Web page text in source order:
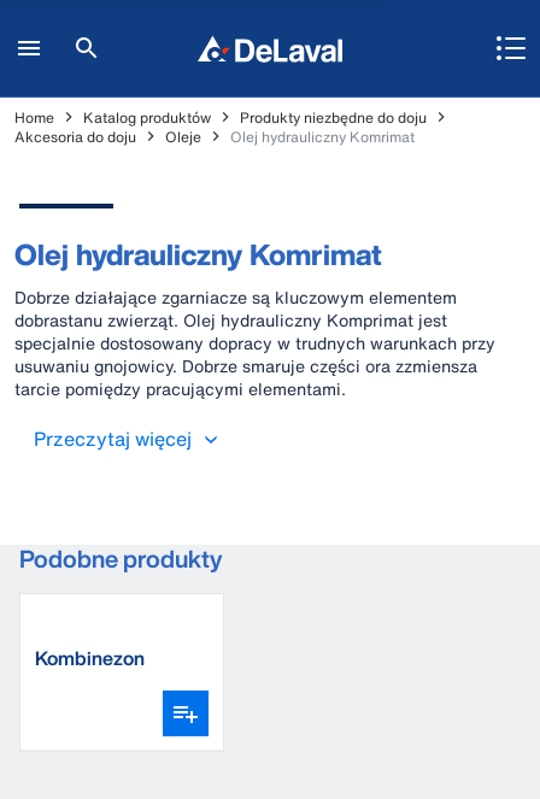
Home Katalog produktów
Produkty niezbędne do doju
Akcesoria do doju
Oleje Olej hydrauliczny Komrimat
Olej hydrauliczny Komrimat
Dobrze działające zgarniacze są kluczowym elementem
dobrastanu zwierząt. Olej hydrauliczny Komprimat jest
specjalnie dostosowany dopracy w trudnych warunkach przy
usuwaniu gnojowicy. Dobrze smaruje części ora zzmiensza
tarcie pomiędzy pracującymi elementami.
Przeczytaj więcej
Podobne produkty
Kombinezon